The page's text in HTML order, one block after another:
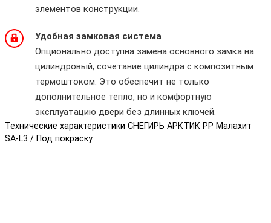
элементов конструкции.
Удобная замковая система
Опционально доступна замена основного замка на
цилиндровый, сочетание цилиндра с композитным
термоштоком. Это обеспечит не только
дополнительное тепло, но и комфортную
эксплуатацию двери без длинных ключей.
Технические характеристики СНЕГИРЬ АРКТИК PP Малахит
SA-L3 / Под покраску